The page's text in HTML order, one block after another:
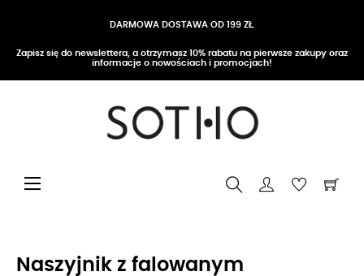
DARMOWA DOSTAWA OD 199 ZŁ
Zapisz się do newslettera, a otrzymasz 10% rabatu na pierwsze zakupy oraz
informacje o nowościach i promocjach!
Przełącz nawigację
☰
Naszyjnik z falowanym